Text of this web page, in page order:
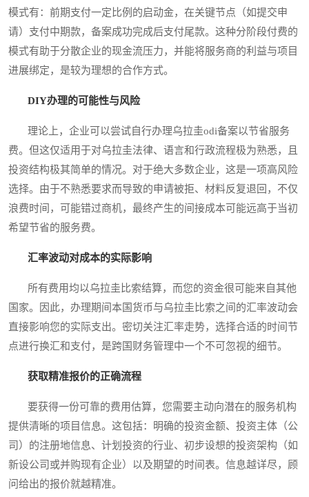
模式有：前期支付一定比例的启动金，在关键节点（如提交申
请）支付中期款，备案成功完成后支付尾款。这种分阶段付费的
模式有助于分散企业的现金流压力，并能将服务商的利益与项目
进展绑定，是较为理想的合作方式。
DIY办理的可能性与风险
理论上，企业可以尝试自行办理乌拉圭odi备案以节省服务
费。但这仅适用于对乌拉圭法律、语言和行政流程极为熟悉，且
投资结构极其简单的情况。对于绝大多数企业，这是一项高风险
选择。由于不熟悉要求而导致的申请被拒、材料反复退回，不仅
浪费时间，可能错过商机，最终产生的间接成本可能远高于当初
希望节省的服务费。
汇率波动对成本的实际影响
所有费用均以乌拉圭比索结算，而您的资金很可能来自其他
国家。因此，办理期间本国货币与乌拉圭比索之间的汇率波动会
直接影响您的实际支出。密切关注汇率走势，选择合适的时间节
点进行换汇和支付，是跨国财务管理中一个不可忽视的细节。
获取精准报价的正确流程
要获得一份可靠的费用估算，您需要主动向潜在的服务机构
提供清晰的项目信息。这包括：明确的投资金额、投资主体（公
司）的注册地信息、计划投资的行业、初步设想的投资架构（如
新设公司或并购现有企业）以及期望的时间表。信息越详尽，顾
问给出的报价就越精准。